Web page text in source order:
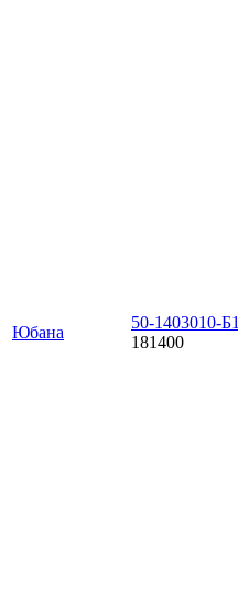
Юбана
50-1403010-Б1
181400